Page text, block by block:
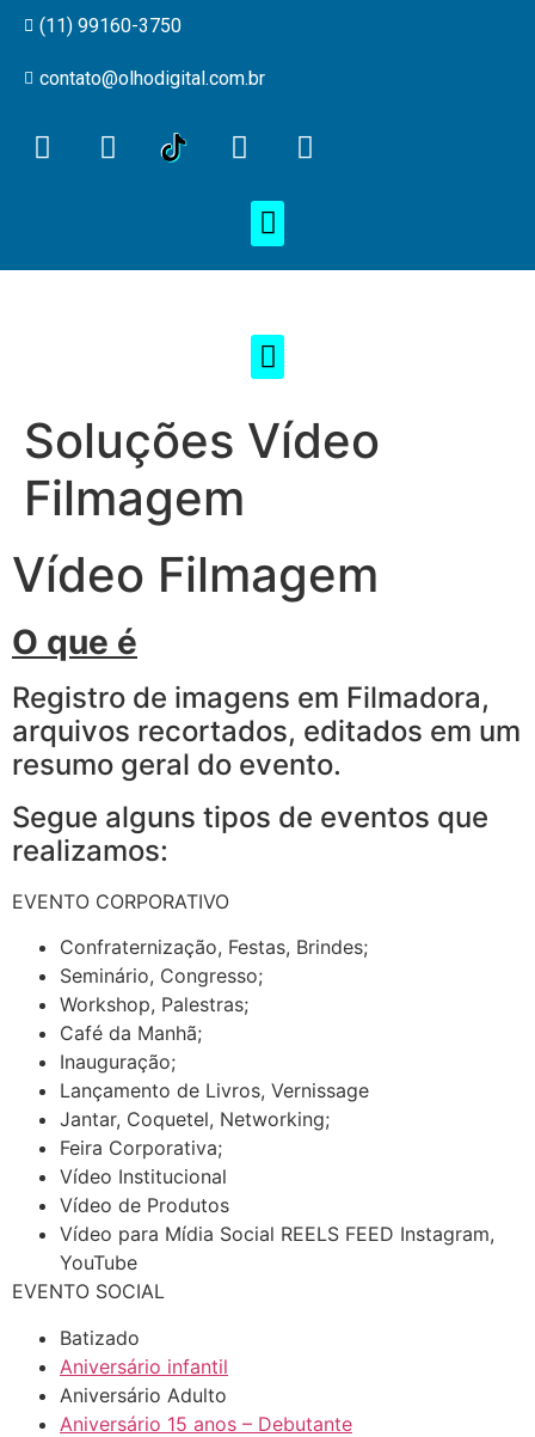
(11) 99160-3750
contato@olhodigital.com.br
Soluções Vídeo
Filmagem
Vídeo Filmagem
O que é
Registro de imagens em Filmadora,
arquivos recortados, editados em um
resumo geral do evento.
Segue alguns tipos de eventos que
realizamos:
EVENTO CORPORATIVO
Confraternização, Festas, Brindes;
Seminário, Congresso;
Workshop, Palestras;
Café da Manhã;
Inauguração;
Lançamento de Livros, Vernissage
Jantar, Coquetel, Networking;
Feira Corporativa;
Vídeo Institucional
Vídeo de Produtos
Vídeo para Mídia Social REELS FEED Instagram,
YouTube
EVENTO SOCIAL
Batizado
Aniversário infantil
Aniversário Adulto
Aniversário 15 anos – Debutante